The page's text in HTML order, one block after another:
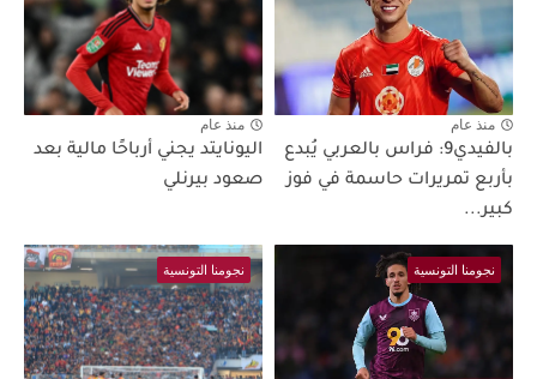
منذ عام
بالفيدي9: فراس بالعربي يُبدع
بأربع تمريرات حاسمة في فوز
كبير...
منذ عام
اليونايتد يجني أرباحًا مالية بعد
صعود بيرنلي
نجومنا التونسية نجومنا التونسية